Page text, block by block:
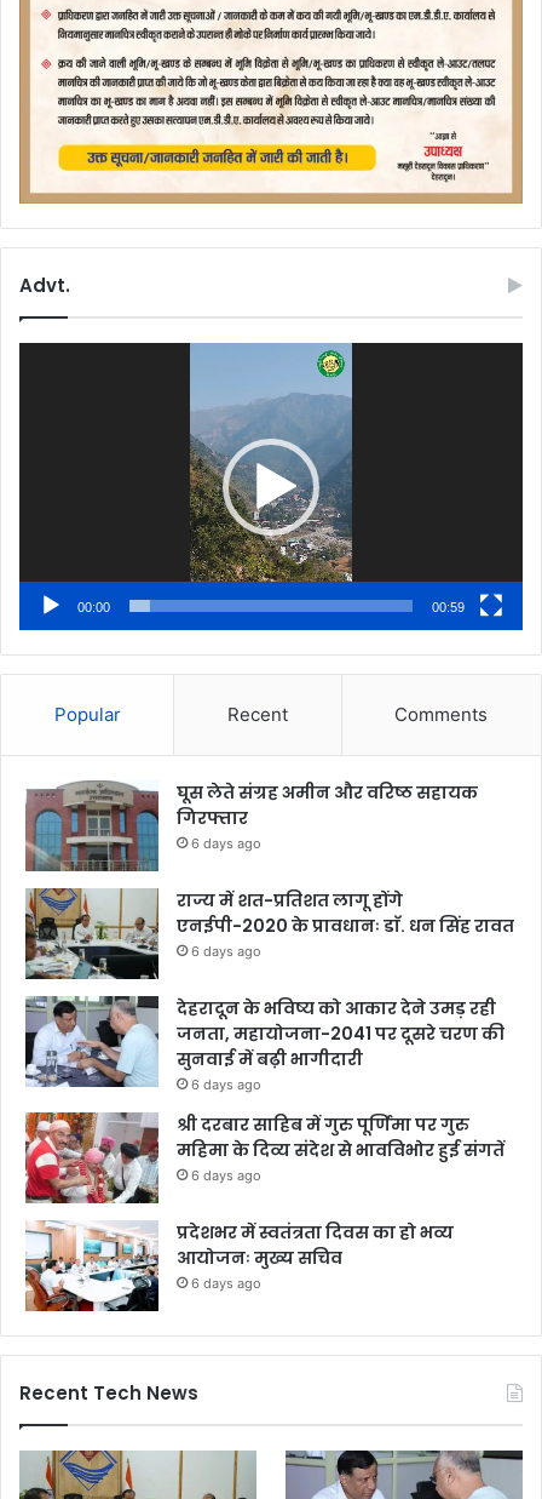
Advt.
00:00 00:59
Popular Recent Comments
घूस लेते संग्रह अमीन और वरिष्ठ सहायक
गिरफ्तार
6 days ago
राज्य में शत-प्रतिशत लागू होंगे
एनईपी-2020 के प्रावधानः डाॅ. धन सिंह रावत
6 days ago
देहरादून के भविष्य को आकार देने उमड़ रही
जनता, महायोजना-2041 पर दूसरे चरण की
सुनवाई में बढ़ी भागीदारी
6 days ago
श्री दरबार साहिब में गुरु पूर्णिमा पर गुरु
महिमा के दिव्य संदेश से भावविभोर हुई संगतें
6 days ago
प्रदेशभर में स्वतंत्रता दिवस का हो भव्य
आयोजनः मुख्य सचिव
6 days ago
Recent Tech News